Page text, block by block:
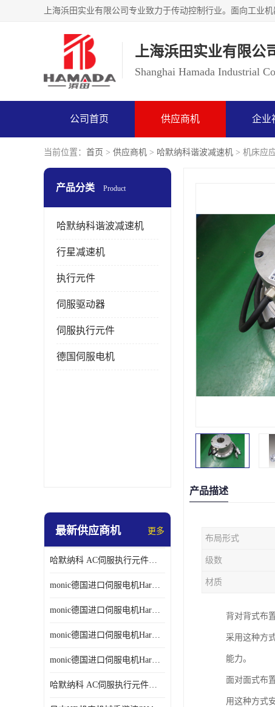
上海浜田实业有限公
Shanghai Hamada Industrial
公司首页 供应商机 企业
当前位置： 首页 > 供应商机 > 哈默纳科谐波减速机 > 机床应
产品分类 Product
哈默纳科谐波减速机
行星减速机
执行元件
伺服驱动器
伺服执行元件
德国伺服电机
最新供应商机 更多
哈默纳科 AC伺服执行元件扁平型SHA系列 议价
monic德国进口伺服电机Har中国总代理单价
monic德国进口伺服电机Har中国总代理代理
monic德国进口伺服电机Har中国总代理公司
monic德国进口伺服电机Har中国总代理供应
哈默纳科 AC伺服执行元件扁平型SHA系列
产品描述
布局形式
级数
材质
背对背式布
采用这种方
能力。
面对面式布
用这种方式